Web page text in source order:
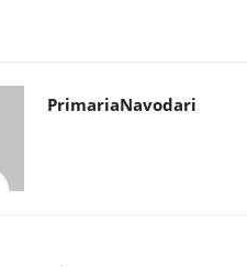
PrimariaNavodari